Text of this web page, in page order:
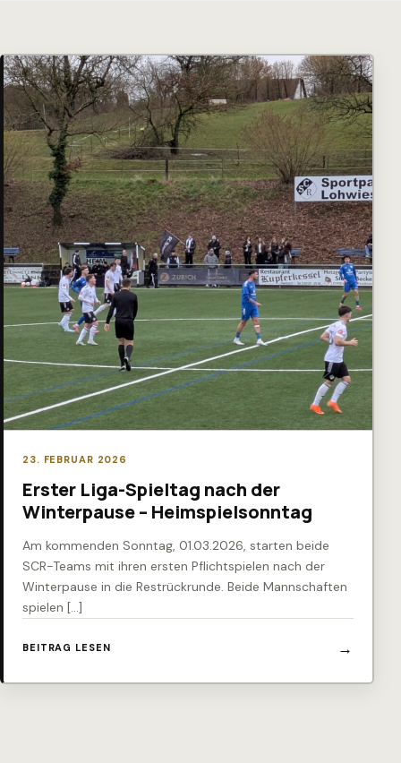
23. FEBRUAR 2026
Erster Liga-Spieltag nach der
Winterpause – Heimspielsonntag
Am kommenden Sonntag, 01.03.2026, starten beide
SCR-Teams mit ihren ersten Pflichtspielen nach der
Winterpause in die Restrückrunde. Beide Mannschaften
spielen […]
BEITRAG LESEN